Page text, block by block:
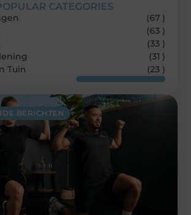
BERICHTEN
CATEGORIES
(67 )
(63 )
(33 )
(31 )
Tuin
(23 )